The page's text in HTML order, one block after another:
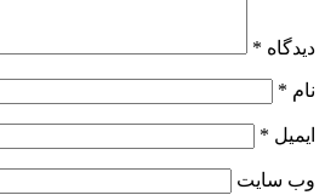
دیدگاه *
نام *
ایمیل *
وب‌ سایت